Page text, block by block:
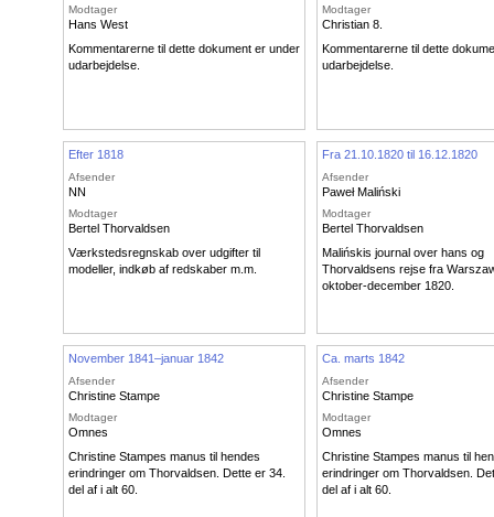
Modtager
Hans West
Kommentarerne til dette dokument er under
udarbejdelse.
Modtager
Christian 8.
Kommentarerne til dette
udarbejdelse.
Efter 1818
Afsender
NN
Modtager
Bertel Thorvaldsen
Værkstedsregnskab over udgifter til
modeller, indkøb af redskaber m.m.
Fra 21.10.1820 til 16.12.1820
Afsender
Paweł Maliński
Modtager
Bertel Thorvaldsen
Malińskis journal over hans og
Thorvaldsens rejse fra
oktober-december 1820.
November 1841–januar 1842
Afsender
Christine Stampe
Modtager
Omnes
Christine Stampes manus til hendes
erindringer om Thorvaldsen. Dette er 34.
del af i alt 60.
Ca. marts 1842
Afsender
Christine Stampe
Modtager
Omnes
Christine Stampes manus til
erindringer om Thorvaldsen.
del af i alt 60.